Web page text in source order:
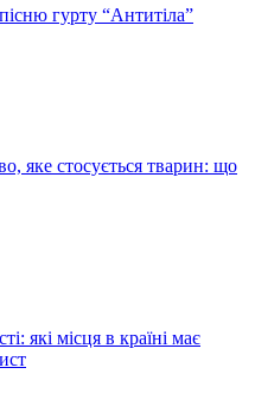
гурту “Антитіла”
яке стосується тварин: що
які місця в країні має